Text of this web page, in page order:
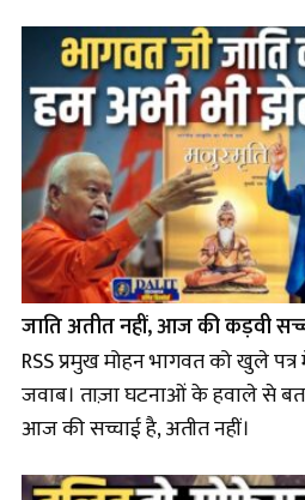
जाति अतीत नहीं, आज की कड़वी
RSS प्रमुख मोहन भागवत को खुले
जवाब। ताज़ा घटनाओं के हवाले से
आज की सच्चाई है, अतीत नहीं।